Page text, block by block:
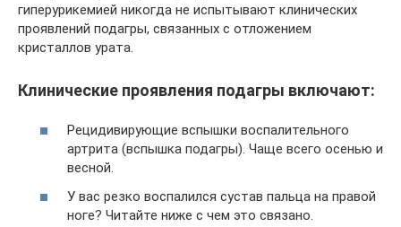
гиперурикемией никогда не испытывают клинических
проявлений подагры, связанных с отложением
кристаллов урата.
Клинические проявления подагры включают:
Рецидивирующие вспышки воспалительного
артрита (вспышка подагры). Чаще всего осенью и
весной.
У вас резко воспалился сустав пальца на правой
ноге? Читайте ниже с чем это связано.